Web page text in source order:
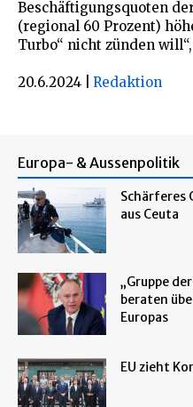
Beschäftigungsquoten
(regional 60 Prozent)
Turbo“ nicht zünden
20.6.2024 Redaktion
Europa- & Aussenpolitik
Schärferes
aus Ceuta
„Gruppe
beraten
Europas
EU zieht